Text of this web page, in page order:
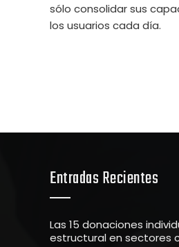
sólo consolidar sus
los usuarios cada día.
Entradas Recientes
Las 15 donaciones
estructural en sectores